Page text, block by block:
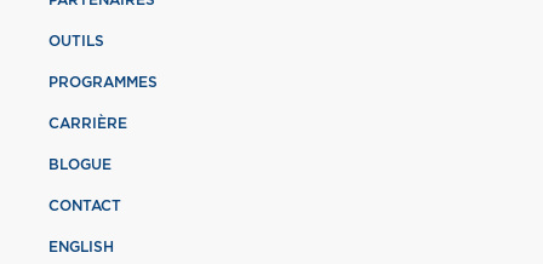
OUTILS
PROGRAMMES
CARRIÈRE
BLOGUE
CONTACT
ENGLISH